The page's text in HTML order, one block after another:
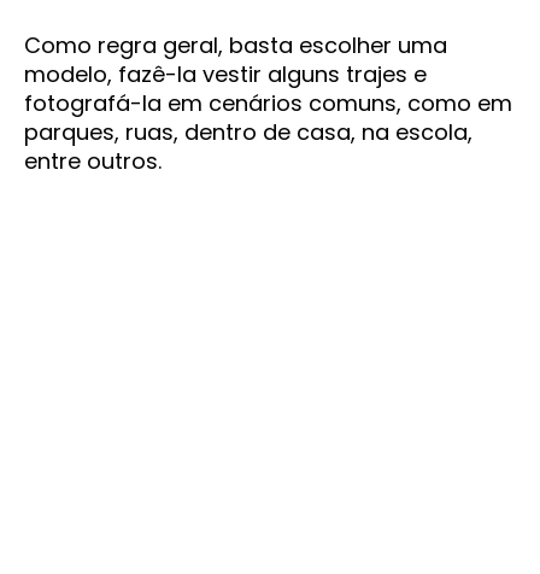
Como regra geral, basta escolher uma
modelo, fazê-la vestir alguns trajes e
fotografá-la em cenários comuns, como em
parques, ruas, dentro de casa, na escola,
entre outros.